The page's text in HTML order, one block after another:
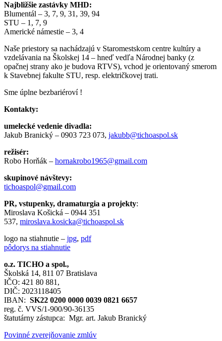
Najbližšie zastávky MHD:
Blumentál – 3, 7, 9, 31, 39, 94
STU – 1, 7, 9
Americké námestie – 3, 4
Naše priestory sa nachádzajú v Staromestskom centre kultúry a
vzdelávania na Školskej 14 – hneď vedľa Národnej banky (z
opačnej strany ako je budova RTVS), vchod je orientovaný smerom
k Stavebnej fakulte STU, resp. električkovej trati.
Sme úplne bezbariéroví !
Kontakty:
umelecké vedenie divadla:
Jakub Branický – 0903 723 073, jakubb@tichoaspol.sk
režisér:
Robo Horňák – hornakrobo1965@gmail.com
skupinové návštevy:
tichoaspol@gmail.com
PR, vstupenky, dramaturgia a projekty:
Miroslava Košická – 0944 351
537, miroslava.kosicka@tichoaspol.sk
logo na stiahnutie – jpg, pdf
pôdorys na stiahnutie
o.z. TICHO a spol.,
Školská 14, 811 07 Bratislava
IČO: 421 80 881,
DIČ: 2023118405
IBAN: SK22 0200 0000 0039 0821 6657
reg. č. VVS/1-900/90-36135
štatutárny zástupca: Mgr. art. Jakub Branický
Povinné zverejňovanie zmlúv